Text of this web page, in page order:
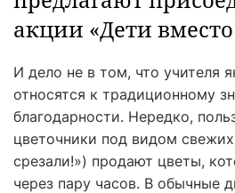
акции «Дети
И дело не в том, что учителя
относятся к традиционному
благодарности. Нередко,
цветочники под видом
срезали!») продают цветы,
через пару часов. В обычные